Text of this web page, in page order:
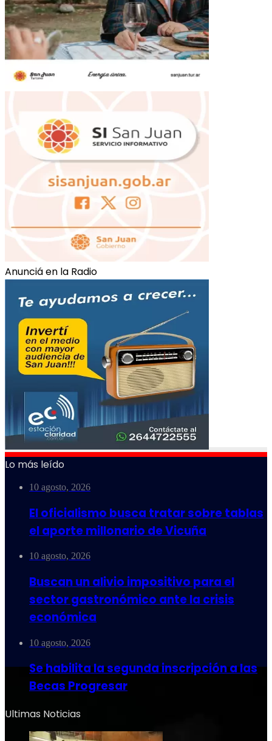
Anunciá en la Radio
Lo más leído
10 agosto, 2026
El oficialismo busca tratar sobre tablas
el aporte millonario de Vicuña
10 agosto, 2026
Buscan un alivio impositivo para el
sector gastronómico ante la crisis
económica
10 agosto, 2026
Se habilita la segunda inscripción a las
Becas Progresar
Ultimas Noticias